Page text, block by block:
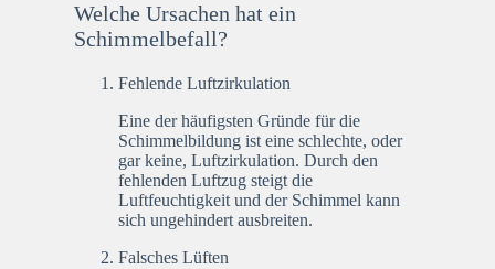
Welche Ursachen hat ein
Schimmelbefall?
Fehlende Luftzirkulation
Eine der häufigsten Gründe für die
Schimmelbildung ist eine schlechte, oder
gar keine, Luftzirkulation. Durch den
fehlenden Luftzug steigt die
Luftfeuchtigkeit und der Schimmel kann
sich ungehindert ausbreiten.
Falsches Lüften